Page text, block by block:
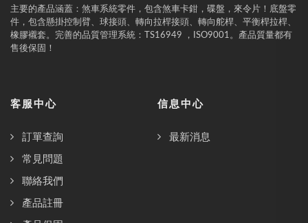
主要的產品涵蓋：煞車系統零件，包含煞車卡鉗，碟盤，來令片！底盤零
件，包含懸掛控制臂、球接頭、轉向拉桿接頭、轉向舵桿、平衡桿拉桿、
橡膠襯套。完善的品質管理系統：TS16949 ，ISO9001。產品質量都有
售後保固！
客服中心
訂單查詢
常見問題
聯絡我們
產品註冊
信息中心
最新消息